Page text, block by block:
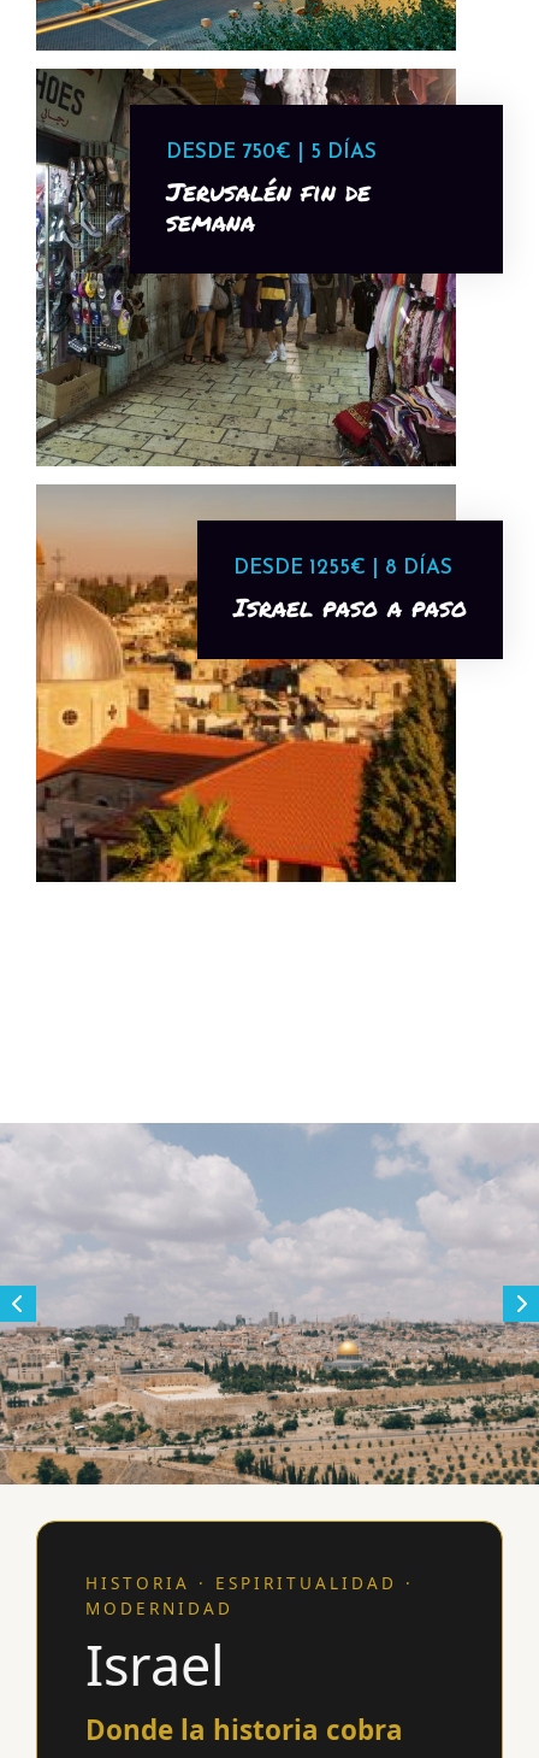
DESDE 750€ | 5 DÍAS
Jerusalén fin de
semana
DESDE 1255€ | 8 DÍAS
Israel paso a paso
HISTORIA · ESPIRITUALIDAD ·
MODERNIDAD
Israel
Donde la historia cobra